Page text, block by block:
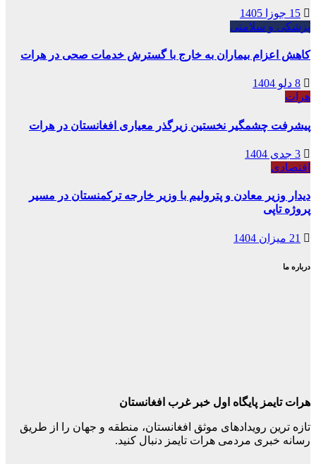
15 جوزا 1405
پزشکی و سلامتی
کاهش اعزام بیماران به خارج با گسترش خدمات صحی در هرات
8 دلو 1404
هرات
پیشرفت چشمگیر نخستین زیرگذر معیاری افغانستان در هرات
3 جدی 1404
اقتصادی
دیدار وزیر معادن و پترولیم با وزیر خارجه ترکمنستان در مسیر
پروژه تاپی
21 میزان 1404
درباره ما
هرات تایمز پایگاه اول خبر غرب افغانستان
تازه ترین رویدادهای موثق افغانستان، منطقه و جهان را از طریق
رسانه خبری مردمی هرات تایمز دنبال کنید.